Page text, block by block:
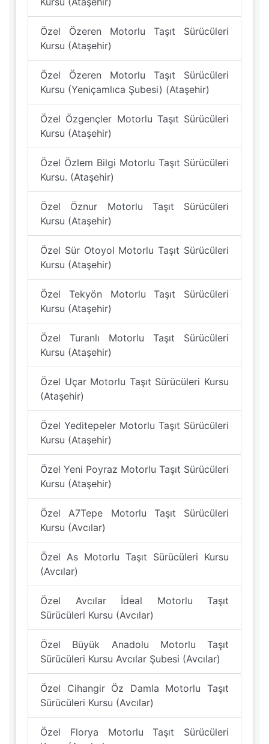
Özel Özeren Motorlu Taşıt Sürücüleri
Kursu (Ataşehir)
Özel Özeren Motorlu Taşıt Sürücüleri
Kursu (Yeniçamlıca Şubesi) (Ataşehir)
Özel Özgençler Motorlu Taşıt Sürücüleri
Kursu (Ataşehir)
Özel Özlem Bilgi Motorlu Taşıt Sürücüleri
Kursu. (Ataşehir)
Özel Öznur Motorlu Taşıt Sürücüleri
Kursu (Ataşehir)
Özel Sür Otoyol Motorlu Taşıt Sürücüleri
Kursu (Ataşehir)
Özel Tekyön Motorlu Taşıt Sürücüleri
Kursu (Ataşehir)
Özel Turanlı Motorlu Taşıt Sürücüleri
Kursu (Ataşehir)
Özel Uçar Motorlu Taşıt Sürücüleri Kursu
(Ataşehir)
Özel Yeditepeler Motorlu Taşıt Sürücüleri
Kursu (Ataşehir)
Özel Yeni Poyraz Motorlu Taşıt Sürücüleri
Kursu (Ataşehir)
Özel A7Tepe Motorlu Taşıt Sürücüleri
Kursu (Avcılar)
Özel As Motorlu Taşıt Sürücüleri Kursu
(Avcılar)
Özel Avcılar İdeal Motorlu Taşıt
Sürücüleri Kursu (Avcılar)
Özel Büyük Anadolu Motorlu Taşıt
Sürücüleri Kursu Avcılar Şubesi (Avcılar)
Özel Cihangir Öz Damla Motorlu Taşıt
Sürücüleri Kursu (Avcılar)
Özel Florya Motorlu Taşıt Sürücüleri